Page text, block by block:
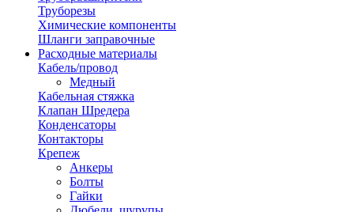
Труборезы
Химические компоненты
Шланги заправочные
Расходные материалы
Кабель/провод
Медный
Кабельная стяжка
Клапан Шредера
Конденсаторы
Контакторы
Крепеж
Анкеры
Болты
Гайки